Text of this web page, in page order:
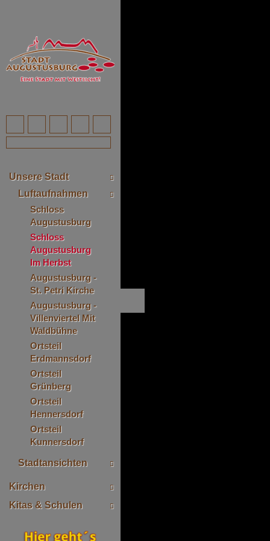
Unsere Stadt
Luftaufnahmen
Schloss
Augustusburg
Schloss
Augustusburg
Im Herbst
Augustusburg -
St. Petri Kirche
Augustusburg -
Villenviertel Mit
Waldbühne
Ortsteil
Erdmannsdorf
Ortsteil
Grünberg
Ortsteil
Hennersdorf
Ortsteil
Kunnersdorf
Stadtansichten
Kirchen
Kitas & Schulen